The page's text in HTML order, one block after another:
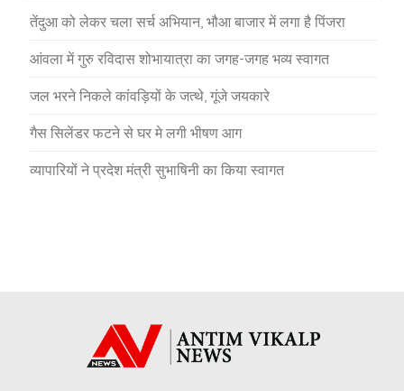
तेंदुआ को लेकर चला सर्च अभियान, भौआ बाजार में लगा है पिंजरा
आंवला में गुरु रविदास शोभायात्रा का जगह-जगह भव्य स्वागत
जल भरने निकले कांवड़ियों के जत्थे, गूंजे जयकारे
गैस सिलेंडर फटने से घर मे लगी भीषण आग
व्यापारियों ने प्रदेश मंत्री सुभाषिनी का किया स्वागत